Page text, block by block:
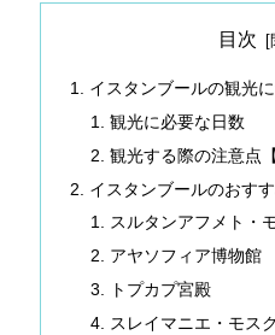
目次
イスタンブールの観光
観光に必要な日数
観光する際の注意点
イスタンブールのおす
スルタンアフメト・
アヤソフィア博物館
トプカプ宮殿
スレイマニエ・モスク